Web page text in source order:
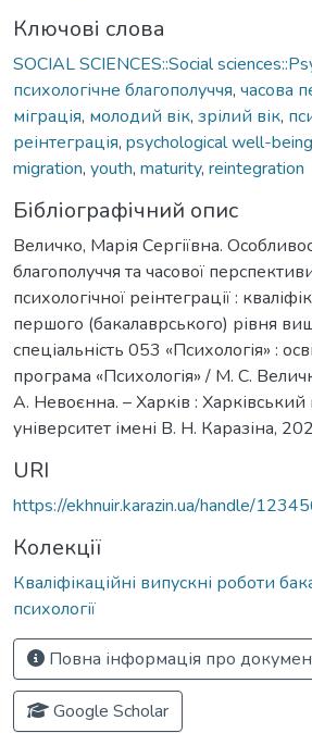
Ключові слова
SOCIAL SCIENCES::Social
психологічне благополуччя, часова
міграція, молодий вік, зрілий вік,
реінтеграція, psychological well-being
migration, youth, maturity, reintegration
Бібліографічний опис
Величко, Марія Сергіївна.
благополуччя та часової
психологічної реінтеграції :
першого (бакалаврського) рівня
спеціальність 053 «Психологія» :
програма «Психологія» / М. С.
А. Невоєнна. – Харків :
університет імені В. Н. Каразіна,
URI
https://ekhnuir.karazin.ua/handle/
Колекції
Кваліфікаційні випускні роботи
психології
Повна інформація про
Google Scholar